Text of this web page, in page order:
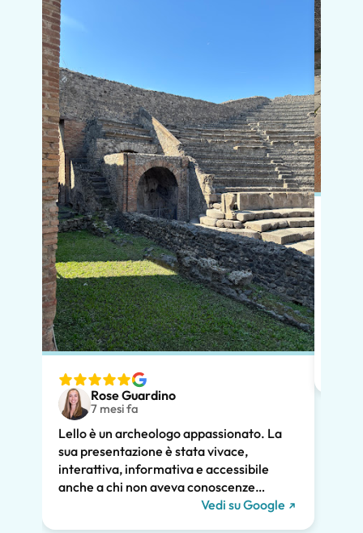
Rose Guardino
7 mesi fa
Lello è un archeologo appassionato. La
sua presentazione è stata vivace,
interattiva, informativa e accessibile
anche a chi non aveva conoscenze
pregresse. Ha trattato la storia di Pompei
Vedi su Google